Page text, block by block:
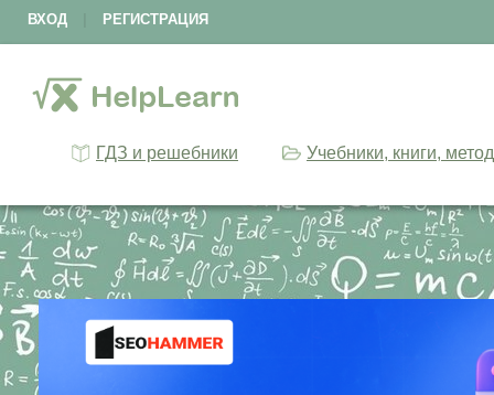
ВХОД РЕГИСТРАЦИЯ
ГДЗ и решебники Учебники, книги,